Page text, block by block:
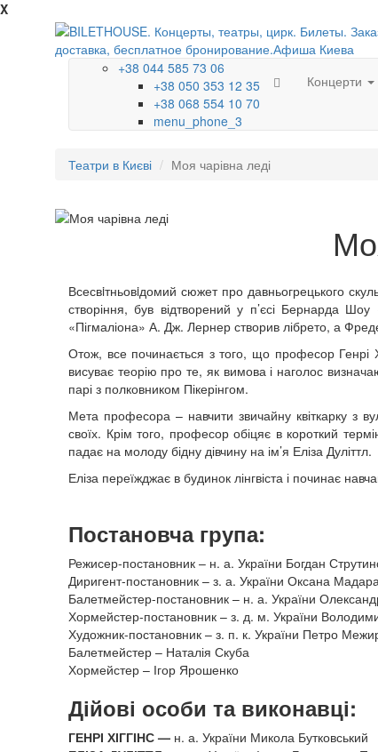
X
+38 044 585 73 06
+38 050 353 12 35
+38 068 554 10 70
menu_phone_3
Концерти
Театри в Києві Моя чарівна леді
Всесвiтньовiдомий сюжет про давньогрецького
створіння, був відтворений у п’єсі Бернарда
«Пігмаліона» А. Дж. Лернер створив лібрето, а
Отож, все починається з того, що професор Генрі
висуває теорію про те, як вимова і наголос
парі з полковником Пікерінгом.
Мета професора – навчити звичайну квіткарку з
своїх. Крім того, професор обіцяє в короткий
падає на молоду бідну дівчину на ім’я Еліза Дуліттл.
Еліза переїжджає в будинок лінгвіста і починає
Постановча група:
Режисер-постановник – н. а. України Богдан
Диригент-постановник – з. а. України Оксана
Балетмейстер-постановник – н. а. України
Хормейстер-постановник – з. д. м. України
Художник-постановник – з. п. к. України Петро
Балетмейстер – Наталія Скуба
Хормейстер – Ігор Ярошенко
Дійові особи та виконавці:
ГЕНРІ ХІГГІНС — н. а. України Микола Бутковський